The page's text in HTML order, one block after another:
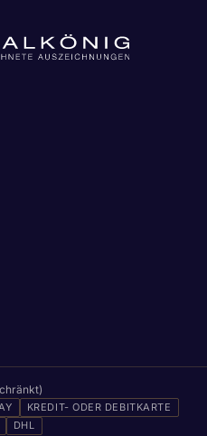
KREDIT- ODER DEBITKARTE
DHL